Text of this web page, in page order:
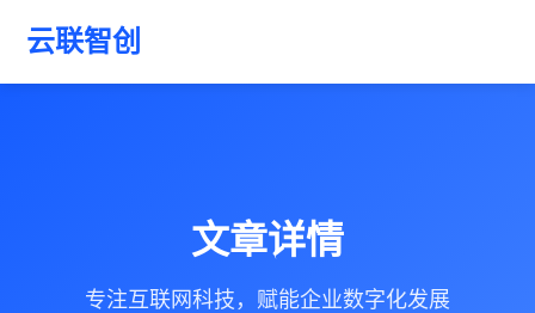
云联智创
文章详情
专注互联网科技，赋能企业数字化发展